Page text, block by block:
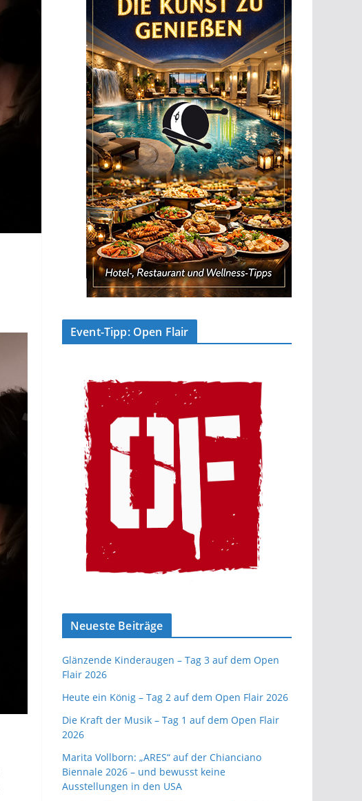
Event-Tipp: Open Flair
Neueste Beiträge
Glänzende Kinderaugen – Tag 3 auf dem Open
Flair 2026
Heute ein König – Tag 2 auf dem Open Flair 2026
Die Kraft der Musik – Tag 1 auf dem Open Flair
2026
Marita Vollborn: „ARES“ auf der Chianciano
Biennale 2026 – und bewusst keine
Ausstellungen in den USA